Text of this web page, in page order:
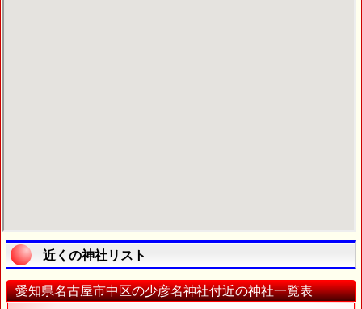
近くの神社リスト
愛知県名古屋市中区の少彦名神社付近の神社一覧表